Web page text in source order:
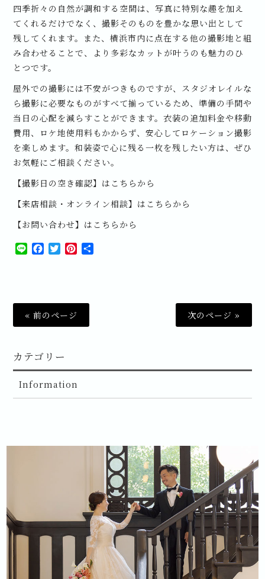
四季折々の自然が調和する空間は、写真に特別な趣を加え
てくれるだけでなく、撮影そのものを豊かな思い出として
残してくれます。また、横浜市内に点在する他の撮影地と組
み合わせることで、より多彩なカットが叶うのも魅力のひ
とつです。
屋外での撮影には不安がつきものですが、スタジオレイルな
ら撮影に必要なものがすべて揃っているため、準備の手間や
当日の心配を減らすことができます。衣装の追加料金や移動
費用、ロケ地使用料もかからず、安心してロケーション撮影
を楽しめます。和装姿で心に残る一枚を残したい方は、ぜひ
お気軽にご相談ください。
【撮影日の空き確認】はこちらから
【来店相談・オンライン相談】はこちらから
【お問い合わせ】はこちらから
LineFacebook
TwitterPinterest
共
« 前のページ 次のページ »
カテゴリー
Information